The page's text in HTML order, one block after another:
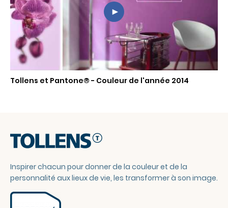
Tollens et Pantone® - Couleur de l'année 2014
Vous
n'avez
pas
accepté
cookies
pour
afficher
la
vidéo
Inspirer chacun pour donner de la couleur et de la
personnalité aux lieux de vie, les transformer à son image.